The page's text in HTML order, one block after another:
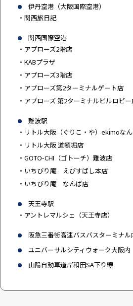
伊丹空港（大阪国際空港）
・関西旅日記
関西国際空港
・アプローズ2階店
・KABプラザ
・アプローズ3階店
・アプローズ第2ターミナルゲート店
・アプローズ 第2ターミナルビルロビ
難波駅
・リトル大阪（ぐりこ・や）ekimoな
・リトル大阪 道頓堀店
・GOTO-CHI（ゴトーチ）難波店
・いちびり庵 えびすばし本店
・いちびり庵 なんば店
天王寺駅
・アントレマルシェ（天王寺店）
阪急三番街高速バスバスターミナル
ユニバーサルシティウォーク大阪内
山陽自動車道岸和田SA下り線